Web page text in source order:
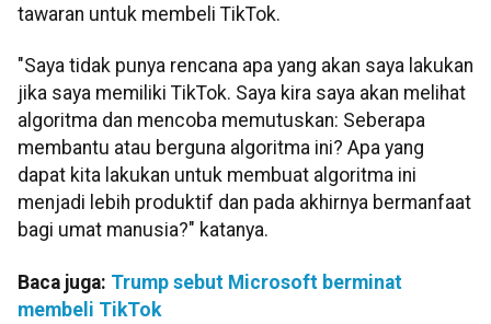
tawaran untuk membeli TikTok.
"Saya tidak punya rencana apa yang akan saya lakukan
jika saya memiliki TikTok. Saya kira saya akan melihat
algoritma dan mencoba memutuskan: Seberapa
membantu atau berguna algoritma ini? Apa yang
dapat kita lakukan untuk membuat algoritma ini
menjadi lebih produktif dan pada akhirnya bermanfaat
bagi umat manusia?" katanya.
Baca juga: Trump sebut Microsoft berminat
membeli TikTok